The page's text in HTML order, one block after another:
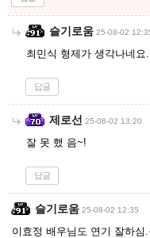
슬기로움 25-08-02
최민식 형제가 생각나네요.
답글
제로선 25-08-02 13:20
잘 못 했 음~!
답글
슬기로움 25-08-02 12:35
이효정 배우님도 연기 잘하심